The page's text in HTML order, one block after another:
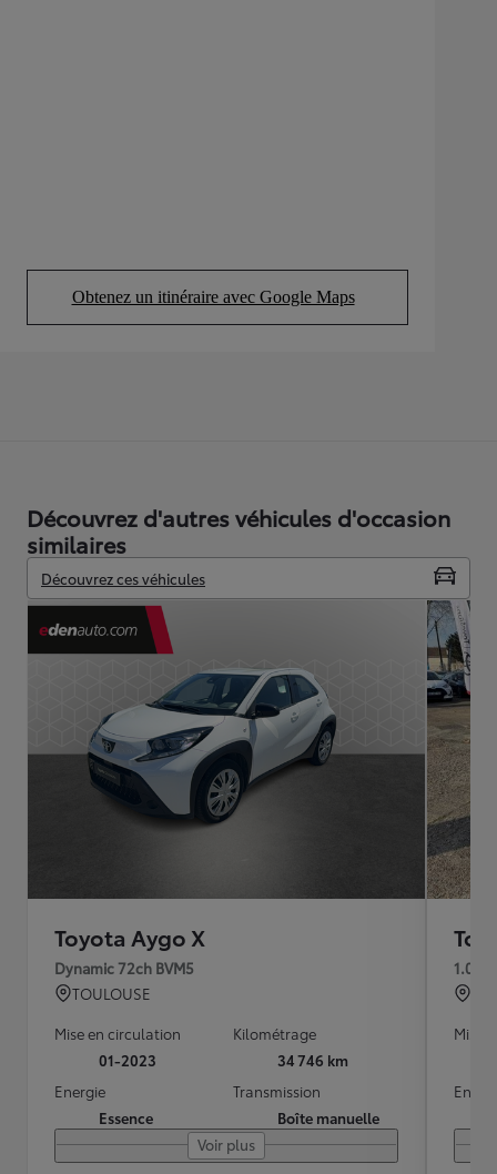
Obtenez un itinéraire avec Google Maps
(Opens in new tab)
Découvrez d'autres véhicules d'occasion
similaires
Découvrez ces véhicules
Toyota Aygo X
Dynamic 72ch BVM5
TOULOUSE
Mise en circulation
01-2023
Kilométrage
34 746 km
Energie
Essence
Transmission
Boîte manuelle
Voir plus
1.0
Mise